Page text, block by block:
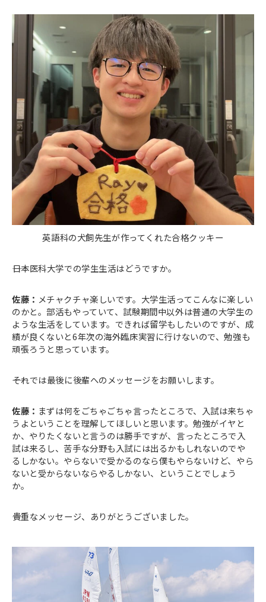
英語科の犬飼先生が作ってくれた合格クッキー
――日本医科大学での学生生活はどうですか。
佐藤： メチャクチャ楽しいです。大学生活ってこんなに楽しい
のかと。部活もやっていて、試験期間中以外は普通の大学生の
ような生活をしています。できれば留学もしたいのですが、成
績が良くないと6年次の海外臨床実習に行けないので、勉強も
頑張ろうと思っています。
――それでは最後に後輩へのメッセージをお願いします。
佐藤： まずは何をごちゃごちゃ言ったところで、入試は来ちゃ
うよということを理解してほしいと思います。勉強がイヤと
か、やりたくないと言うのは勝手ですが、言ったところで入
試は来るし、苦手な分野も入試には出るかもしれないのでや
るしかない。やらないで受かるのなら僕もやらないけど、やら
ないと受からないならやるしかない、ということでしょう
か。
――貴重なメッセージ、ありがとうございました。